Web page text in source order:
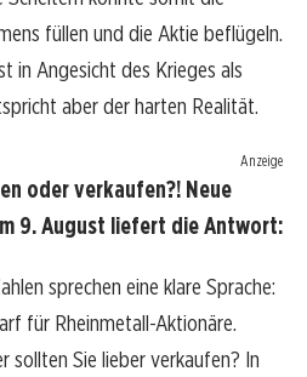
füllen und die Aktie beflügeln.
in Angesicht des Krieges als
aber der harten Realität.
Anzeige
oder verkaufen?! Neue
9. August liefert die Antwort:
sprechen eine klare Sprache:
für Rheinmetall-Aktionäre.
sollten Sie lieber verkaufen? In